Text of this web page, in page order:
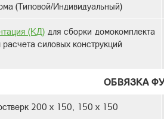
(Типовой/Индивидуальный)
(КД) для сборки домокомплекта
силовых конструкций
ОБВЯЗКА
200 х 150, 150 х 150